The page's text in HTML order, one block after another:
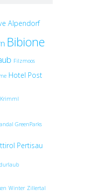
Alpendorf
Bibione
Filzmoos
Hotel Post
Krimml
GreenParks
Pertisau
Winter Zillertal